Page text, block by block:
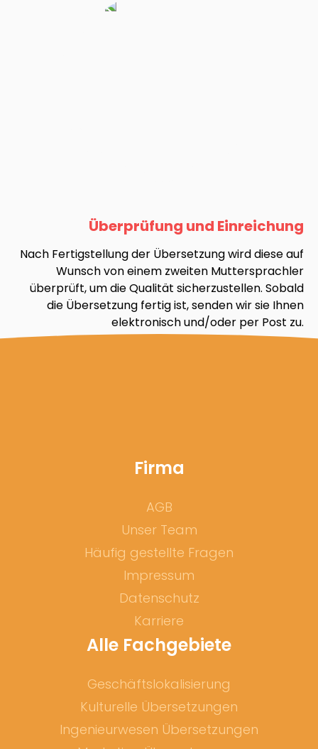
Überprüfung und Einreichung
Nach Fertigstellung der Übersetzung wird diese auf
Wunsch von einem zweiten Muttersprachler
überprüft, um die Qualität sicherzustellen. Sobald
die Übersetzung fertig ist, senden wir sie Ihnen
elektronisch und/oder per Post zu.
Qualitätsgarantie
wir Ihnen 14 Tage lang für Fragen oder
Rückmeldungen zur Verfügung, wobei wir alle
notwendigen Änderungen vornehmen oder auf Ihre
Bedenken eingehen werden.
Firma
AGB
Unser Team
Häufig gestellte Fragen
Impressum
Datenschutz
Karriere
Alle Fachgebiete
Geschäftslokalisierung
Kulturelle Übersetzungen
Ingenieurwesen Übersetzungen